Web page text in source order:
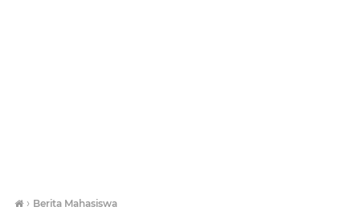
› Berita Mahasiswa